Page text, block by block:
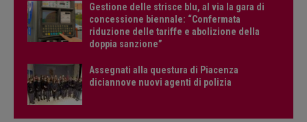
Gestione delle strisce blu, al via la gara di
concessione biennale: “Confermata
riduzione delle tariffe e abolizione della
doppia sanzione”
Assegnati alla questura di Piacenza
diciannove nuovi agenti di polizia